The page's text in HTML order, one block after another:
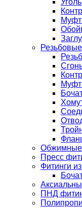
Обжимные
Пресс
Фитинги
ПНД